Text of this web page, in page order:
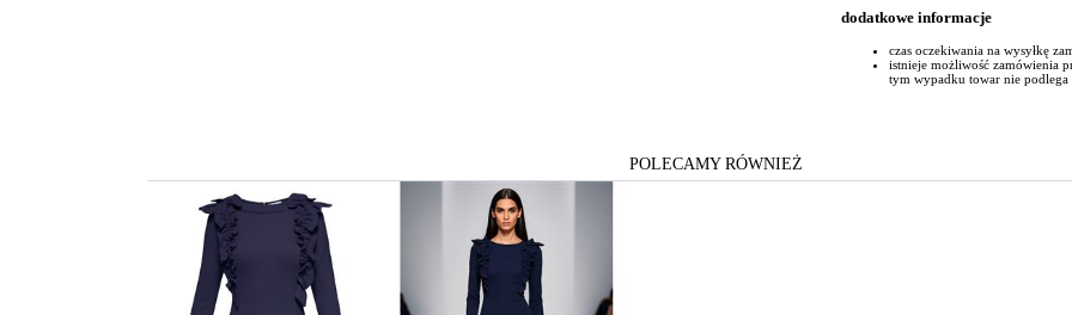
dodatkowe informacje
czas oczekiwania na wysyłkę
istnieje możliwość zamówienia
tym wypadku towar nie podlega
POLECAMY RÓWNIEŻ